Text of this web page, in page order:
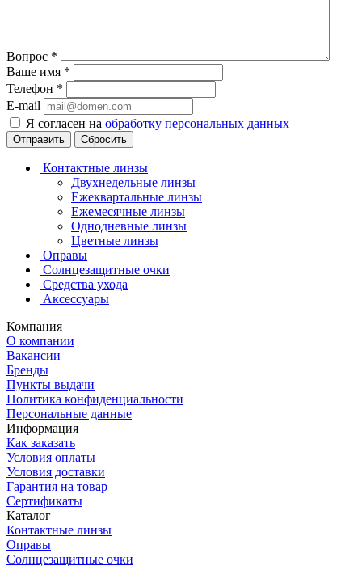
Вопрос *
Ваше имя *
Телефон *
E-mail
Я согласен на обработку персональных данных
Сбросить
Контактные линзы
Двухнедельные линзы
Ежеквартальные линзы
Ежемесячные линзы
Однодневные линзы
Цветные линзы
Оправы
Солнцезащитные очки
Средства ухода
Аксессуары
Компания
О компании
Вакансии
Бренды
Пункты выдачи
Политика конфиденциальности
Персональные данные
Информация
Как заказать
Условия оплаты
Условия доставки
Гарантия на товар
Сертификаты
Каталог
Контактные линзы
Оправы
Солнцезащитные очки